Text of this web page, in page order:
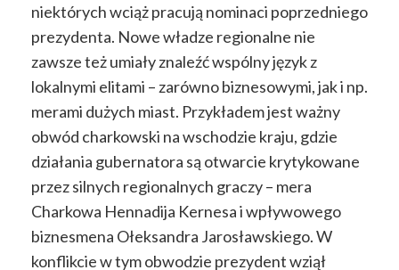
niektórych wciąż pracują nominaci poprzedniego
prezydenta. Nowe władze regionalne nie
zawsze też umiały znaleźć wspólny język z
lokalnymi elitami – zarówno biznesowymi, jak i np.
merami dużych miast. Przykładem jest ważny
obwód charkowski na wschodzie kraju, gdzie
działania gubernatora są otwarcie krytykowane
przez silnych regionalnych graczy – mera
Charkowa Hennadija Kernesa i wpływowego
biznesmena Ołeksandra Jarosławskiego. W
konflikcie w tym obwodzie prezydent wziął